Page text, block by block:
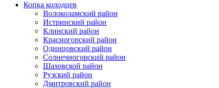
Копка колодцев
Волоколамский район
Истринский район
Клинский район
Красногорский район
Одинцовский район
Солнечногорский район
Шаховской район
Рузский район
Дмитровский район